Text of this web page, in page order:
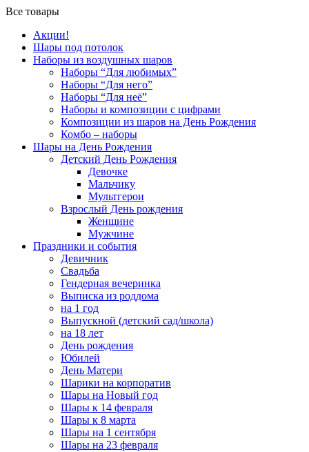
Все товары
Акции!
Шары под потолок
Наборы из воздушных шаров
Наборы “Для любимых”
Наборы “Для него”
Наборы “Для неё”
Наборы и композиции с цифрами
Композиции из шаров на День Рождения
Комбо – наборы
Шары на День Рождения
Детский День Рождения
Девочке
Мальчику
Мультгерои
Взрослый День рождения
Женщине
Мужчине
Праздники и события
Девичник
Свадьба
Гендерная вечеринка
Выписка из роддома
на 1 год
Выпускной (детский сад/школа)
на 18 лет
День рождения
Юбилей
День Матери
Шарики на корпоратив
Шары на Новый год
Шары к 14 февраля
Шары к 8 марта
Шары на 1 сентября
Шары на 23 февраля